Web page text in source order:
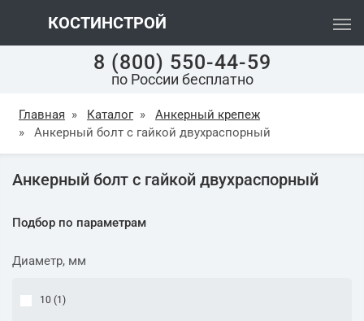
КОСТИНСТРОЙ
8 (800) 550-44-59
по России бесплатно
Главная » Каталог »
Анкерный крепеж
»
Анкерный болт с гайкой двухраспорный
Анкерный болт с гайкой двухраспорный
Подбор по параметрам
Диаметр, мм
10 (1 )